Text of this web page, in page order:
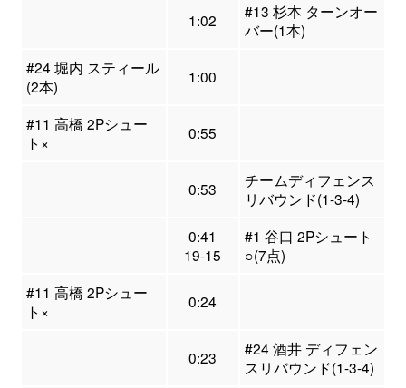
1:02
#13 杉本 ターンオー
バー(1本)
#24 堀内 スティール
(2本)
1:00
#11 高橋 2Pシュー
ト×
0:55
0:53
チームディフェンス
リバウンド(1-3-4)
0:41
19-15
#1 谷口 2Pシュート
○(7点)
#11 高橋 2Pシュー
ト×
0:24
0:23
#24 酒井 ディフェン
スリバウンド(1-3-4)